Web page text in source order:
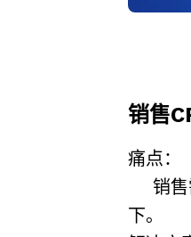
销售
痛点：
销售
下。